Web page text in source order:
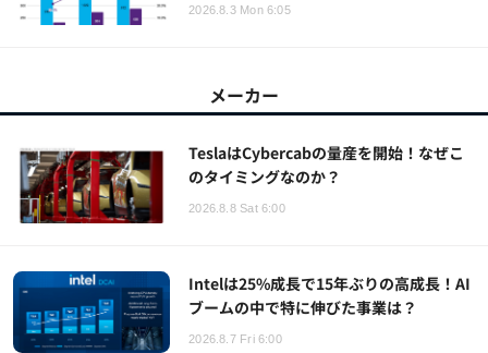
2026.8.3 Mon 6:05
メーカー
TeslaはCybercabの量産を開始！なぜこ
のタイミングなのか？
2026.8.8 Sat 6:00
Intelは25%成長で15年ぶりの高成長！AI
ブームの中で特に伸びた事業は？
2026.8.7 Fri 6:00